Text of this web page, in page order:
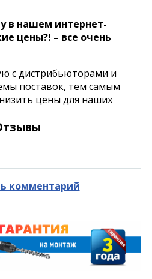
в нашем интернет-
цены?! – все очень
с дистрибьюторами и
поставок, тем самым
цены для наших
комментарий